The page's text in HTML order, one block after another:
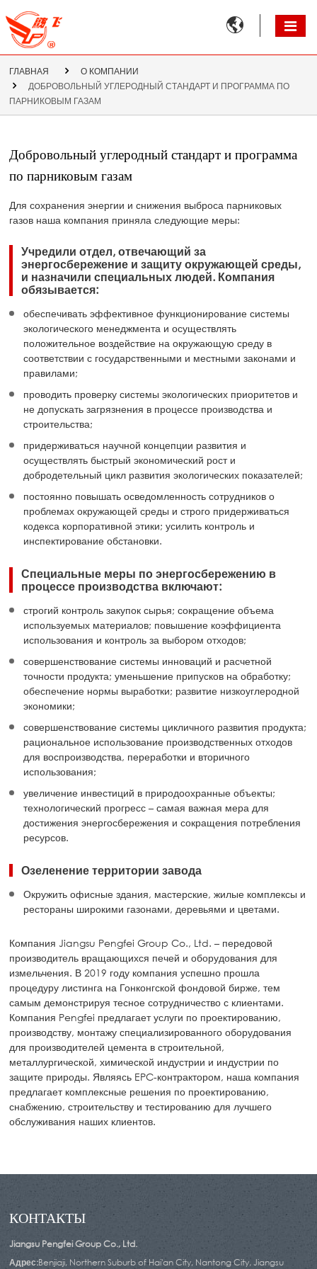

ГЛАВНАЯ
О КОМПАНИИ
ДОБРОВОЛЬНЫЙ УГЛЕРОДНЫЙ СТАНДАРТ И ПРОГРАММА ПО
ПАРНИКОВЫМ ГАЗАМ
Добровольный углеродный стандарт и программа
по парниковым газам
Для сохранения энергии и снижения выброса парниковых
газов наша компания приняла следующие меры:
Учредили отдел, отвечающий за
энергосбережение и защиту окружающей среды,
и назначили специальных людей. Компания
обязывается:
обеспечивать эффективное функционирование системы
экологического менеджмента и осуществлять
положительное воздействие на окружающую среду в
соответствии с государственными и местными законами и
правилами;
проводить проверку системы экологических приоритетов и
не допускать загрязнения в процессе производства и
строительства;
придерживаться научной концепции развития и
осуществлять быстрый экономический рост и
добродетельный цикл развития экологических показателей;
постоянно повышать осведомленность сотрудников о
проблемах окружающей среды и строго придерживаться
кодекса корпоративной этики; усилить контроль и
инспектирование обстановки.
Специальные меры по энергосбережению в
процессе производства включают:
строгий контроль закупок сырья; сокращение объема
используемых материалов; повышение коэффициента
использования и контроль за выбором отходов;
совершенствование системы инноваций и расчетной
точности продукта; уменьшение припусков на обработку;
обеспечение нормы выработки; развитие низкоуглеродной
экономики;
совершенствование системы цикличного развития продукта;
рациональное использование производственных отходов
для воспроизводства, переработки и вторичного
использования;
увеличение инвестиций в природоохранные объекты;
технологический прогресс – самая важная мера для
достижения энергосбережения и сокращения потребления
ресурсов.
Озеленение территории завода
Окружить офисные здания, мастерские, жилые комплексы и
рестораны широкими газонами, деревьями и цветами.
Компания Jiangsu Pengfei Group Co., Ltd. – передовой
производитель вращающихся печей и оборудования для
измельчения. В 2019 году компания успешно прошла
процедуру листинга на Гонконгской фондовой бирже, тем
самым демонстрируя тесное сотрудничество с клиентами.
Компания Pengfei предлагает услуги по проектированию,
производству, монтажу специализированного оборудования
для производителей цемента в строительной,
металлургической, химической индустрии и индустрии по
защите природы. Являясь EPC-контрактором, наша компания
предлагает комплексные решения по проектированию,
снабжению, строительству и тестированию для лучшего
обслуживания наших клиентов.
КОНТАКТЫ
Jiangsu Pengfei Group Co., Ltd.
Адрес:Benjiaji, Northern Suburb of Hai'an City, Nantong City, Jiangsu